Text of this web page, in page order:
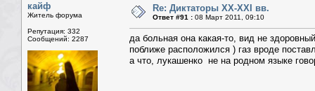
кайф
Житель форума
Репутация: 332
Сообщений: 2287
Re: Диктаторы XX-XXI вв.
Ответ #91 : 08 Март 2011, 09:10
да больная она какая-то, вид не
поближе расположился ) газ вроде
а что, лукашенко не на родном языке